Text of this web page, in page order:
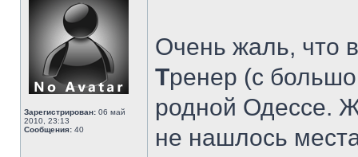
Зарегистрирован: 06 май
2010, 23:13
Сообщения: 40
Очень жаль, что
Тренер (с
родной Одессе.
не нашлось